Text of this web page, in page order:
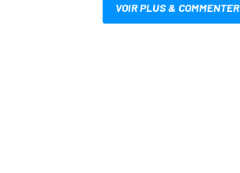
VOIR PLUS & COMMENTER